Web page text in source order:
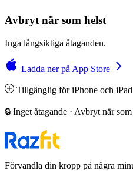
Avbryt när som helst
Inga långsiktiga åtaganden.
Ladda ner på App Store
Tillgänglig för iPhone och
🔒 Inget åtagande · Avbryt när
Förvandla din kropp på några